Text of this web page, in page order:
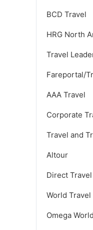
BCD Travel
HRG North
Travel
Fareportal/
AAA Travel
Corporate
Travel and
Altour
Direct Travel
World Travel
Omega